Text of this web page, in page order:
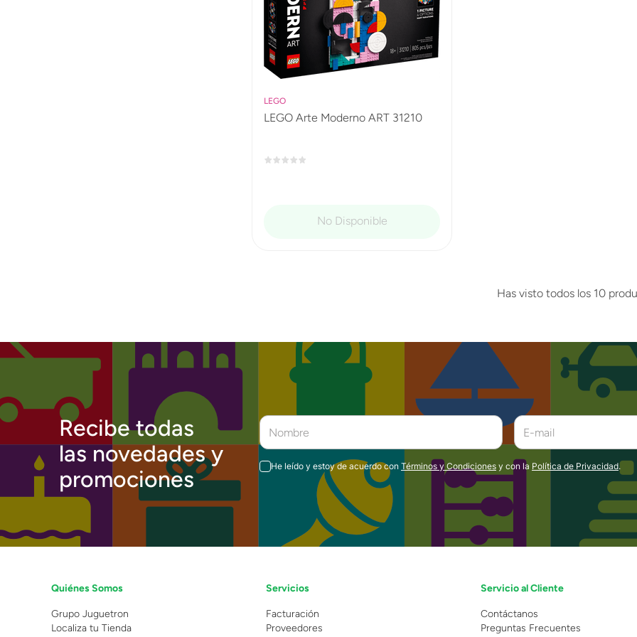
LEGO
LEGO Arte Moderno ART 31210
Has visto todos los 10
Recibe todas
las novedades y
promociones
He leído y estoy de acuerdo con Términos y Condiciones y con la Política de Privacidad.
Quiénes Somos
Grupo Juguetron
Localiza tu Tienda
Servicios
Facturación
Proveedores
Servicio al Cliente
Contáctanos
Preguntas Frecuentes